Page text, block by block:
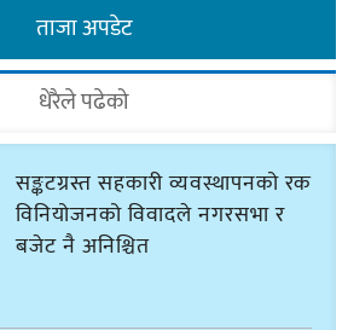
ताजा अपडेट
धेरैले पढेको
सङ्कटग्रस्त सहकारी व्यवस्थापनको रकम
विनियोजनको विवादले नगरसभा र
बजेट नै अनिश्चित